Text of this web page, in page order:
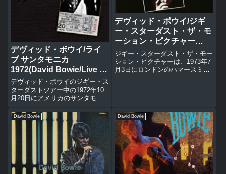
デヴィッド・ボウイ/ライ
ブ サンタモニカ
1972(David Bowie/Live In
Santa Monica ’72)
デヴィッド・ボウイのジギー・ス
ターダストツアー中の1972年10
月20日にアメリカのサンタモニ
放送でオンエアされた為に大量の
質の悪いブートレグが発売されて
いたが、オフィシャルでやっとリ
マスターされてリリースされ...
デヴィッド・ボウイ/ジギ
ー・スターダスト・ザ・モ
ーション・ピクチャー
【CD&DVD】(David
Bowie/ZIGGY STARDUST
THE MOTION PICTURE)
ジギー・スターダスト・ザ・モー
ション・ピクチャーは、1973年7
月3日にロンドンのハマースミ
David Bowie David Bowie